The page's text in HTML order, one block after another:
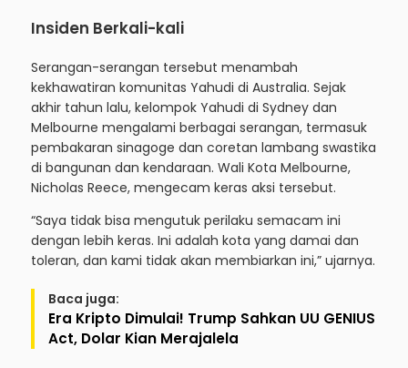
Insiden Berkali-kali
Serangan-serangan tersebut menambah
kekhawatiran komunitas Yahudi di Australia. Sejak
akhir tahun lalu, kelompok Yahudi di Sydney dan
Melbourne mengalami berbagai serangan, termasuk
pembakaran sinagoge dan coretan lambang swastika
di bangunan dan kendaraan. Wali Kota Melbourne,
Nicholas Reece, mengecam keras aksi tersebut.
“Saya tidak bisa mengutuk perilaku semacam ini
dengan lebih keras. Ini adalah kota yang damai dan
toleran, dan kami tidak akan membiarkan ini,” ujarnya.
Baca juga:
Era Kripto Dimulai! Trump Sahkan UU GENIUS
Act, Dolar Kian Merajalela